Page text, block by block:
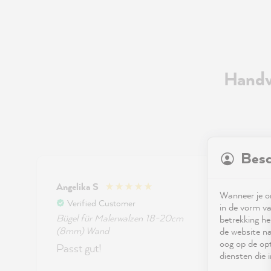
Angelika S
Verified Customer
Bügel für Malerwalzen 18-20cm
(8mm) Wand
Passt gut!
Bügel
27cm
I
iron
Wanneer je
in de vorm
betrekking
de website
oog op de
diensten die